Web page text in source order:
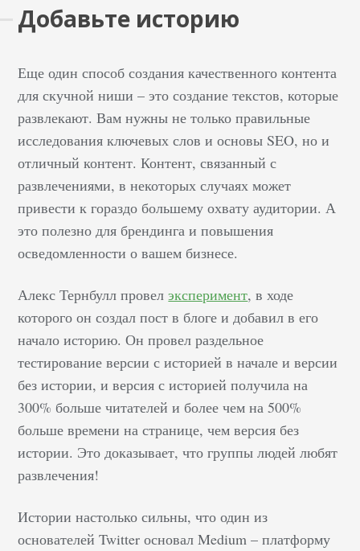
они сделают заказ у
вас. Этим повысят
прибыль.
Органический трафик:
как это выглядит Вы
вышли на рынок со
своим предложением:
…
Добавьте историю
Еще один способ создания качественного контента
для скучной ниши – это создание текстов, которые
развлекают. Вам нужны не только правильные
исследования ключевых слов и основы SEO, но и
отличный контент. Контент, связанный с
развлечениями, в некоторых случаях может
привести к гораздо большему охвату аудитории. А
это полезно для брендинга и повышения
осведомленности о вашем бизнесе.
Алекс Тернбулл провелэксперимент, в ходе
которого он создал пост в блоге и добавил в его
начало историю. Он провел раздельное
тестирование версии с историей в начале и версии
без истории, и версия с историей получила на
300% больше читателей и более чем на 500%
больше времени на странице, чем версия без
истории. Это доказывает, что группы людей любят
развлечения!
Истории настолько сильны, что один из
основателей Twitter основал Medium – платформу